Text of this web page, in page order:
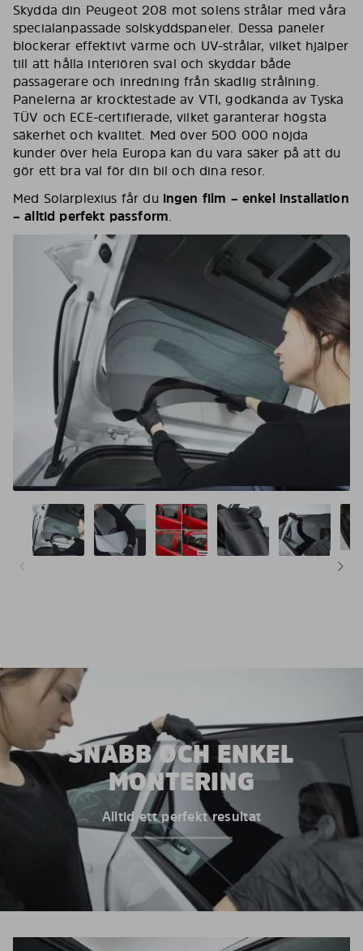
Skydda din Peugeot 208 mot solens strålar med våra
specialanpassade solskyddspaneler. Dessa paneler
blockerar effektivt värme och UV-strålar, vilket hjälper
till att hålla interiören sval och skyddar både
passagerare och inredning från skadlig strålning.
Panelerna är krocktestade av VTI, godkända av Tyska
TÜV och ECE-certifierade, vilket garanterar högsta
säkerhet och kvalitet. Med över 500 000 nöjda
kunder över hela Europa kan du vara säker på att du
gör ett bra val för din bil och dina resor.
Med Solarplexius får du ingen film – enkel installation
– alltid perfekt passform.
SNABB OCH ENKEL
MONTERING
Alltid ett perfekt resultat